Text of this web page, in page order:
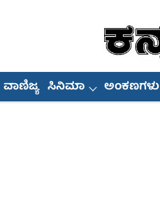
ವಾಣಿಜ್ಯ ಸಿನಿಮಾ ಅಂಕಣಗಳು